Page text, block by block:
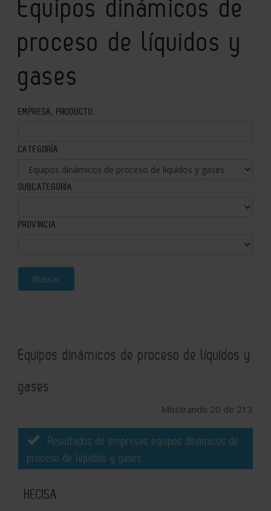
Equipos dinámicos de
proceso de líquidos y
gases
EMPRESA, PRODUCTO...
CATEGORÍA
SUBCATEGORÍA
PROVINCIA
Buscar
Equipos dinámicos de proceso de líquidos y
gases
Mostrando 20 de 213
Resultados de empresas equipos dinámicos de
proceso de líquidos y gases :
HECISA